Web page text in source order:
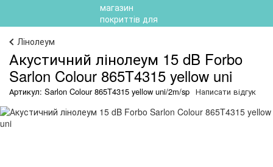
Лінолеум
Акустичний лінолеум 15 dB Forbo
Sarlon Colour 865T4315 yellow uni
Артикул: Sarlon Colour 865T4315 yellow uni/2m/sp Написати відгук